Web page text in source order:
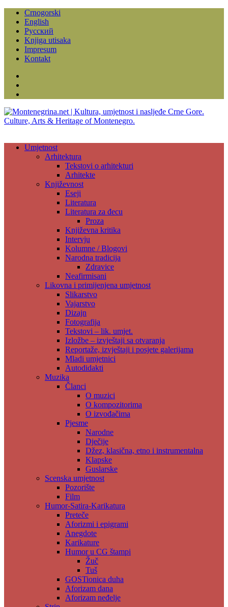
Crnogorski
English
Русский
Knjiga utisaka
Impresum
Kontakt
Umjetnost
Arhitektura
Tekstovi o arhitekturi
Arhitekte
Književnost
Eseji
Literatura
Literatura za đecu
Proza
Književna kritika
Intervju
Kolumne / Blogovi
Narodna tradicija
Zdravice
Neafirmisani
Likovna i primijenjena umjetnost
Slikarstvo
Vajarstvo
Dizajn
Fotografija
Tekstovi – lik. umjet.
Izložbe – izvještaji sa otvaranja
Reportaže, izvještaji i posjete galerijama
Mladi umjetnici
Autodidakti
Muzika
Članci
O muzici
O kompozitorima
O izvođačima
Pjesme
Narodne
Dječije
Džez, klasična, etno i instrumentalna
Klapske
Guslarske
Scenska umjetnost
Pozorište
Film
Humor-Satira-Karikatura
Preteče
Aforizmi i epigrami
Anegdote
Karikature
Humor u CG štampi
Žuč
Tuš
GOSTionica duha
Aforizam dana
Aforizam neđelje